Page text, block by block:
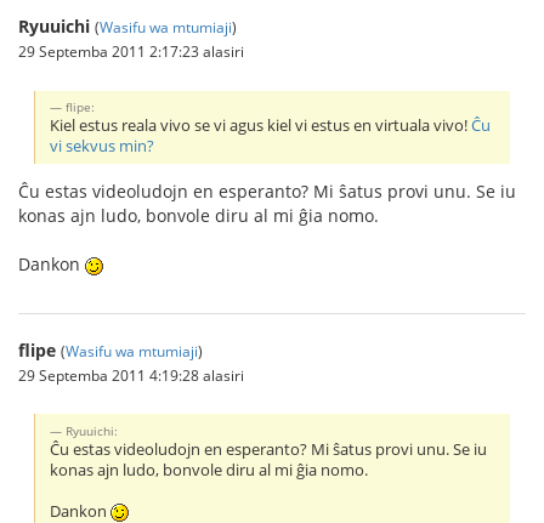
Ryuuichi (Wasifu wa mtumiaji)
29 Septemba 2011 2:17:23 alasiri
flipe:
Kiel estus reala vivo se vi agus kiel vi estus en virtuala vivo!Ĉu
vi sekvus min?
Ĉu estas videoludojn en esperanto? Mi ŝatus provi unu. Se iu
konas ajn ludo, bonvole diru al mi ĝia nomo.
Dankon
flipe (Wasifu wa mtumiaji)
29 Septemba 2011 4:19:28 alasiri
Ryuuichi:
Ĉu estas videoludojn en esperanto? Mi ŝatus provi unu. Se iu
konas ajn ludo, bonvole diru al mi ĝia nomo.
Dankon